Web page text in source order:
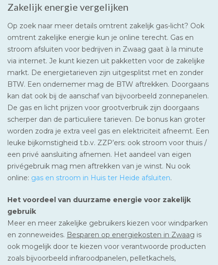
Zakelijk energie vergelijken
Op zoek naar meer details omtrent zakelijk gas-licht? Ook
omtrent zakelijke energie kun je online terecht. Gas en
stroom afsluiten voor bedrijven in Zwaag gaat à la minute
via internet. Je kunt kiezen uit pakketten voor de zakelijke
markt. De energietarieven zijn uitgesplitst met en zonder
BTW. Een ondernemer mag de BTW aftrekken. Doorgaans
kan dat ook bij de aanschaf van bijvoorbeeld zonnepanelen.
De gas en licht prijzen voor grootverbruik zijn doorgaans
scherper dan de particuliere tarieven. De bonus kan groter
worden zodra je extra veel gas en elektriciteit afneemt. Een
leuke bijkomstigheid t.b.v. ZZP’ers: ook stroom voor thuis /
een privé aansluiting afnemen. Het aandeel van eigen
privégebruik mag men aftrekken van je winst. Nu ook
online: gas en stroom in Huis ter Heide afsluiten.
Het voordeel van duurzame energie voor zakelijk
gebruik
Meer en meer zakelijke gebruikers kiezen voor windparken
en zonneweides. Besparen op energiekosten in Zwaag is
ook mogelijk door te kiezen voor verantwoorde producten
zoals bijvoorbeeld infraroodpanelen, pelletkachels,